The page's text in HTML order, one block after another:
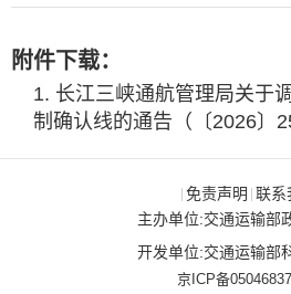
附件下载：
长江三峡通航管理局关于
制确认线的通告（〔2026〕
| 免责声明 | 联系
主办单位:交通运输部
开发单位:交通运输部
京ICP备